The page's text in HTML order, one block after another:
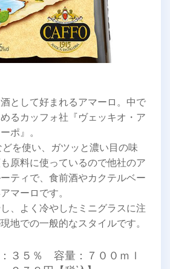
として好まれるアマーロ。中で
るカッフォ社『ヴェッキオ・ア
ポ』。
を使い、ガツッと濃い目の味
原料に使っているので他社のア
ティで、食前酒やカクテルベー
マーロです。
、よく冷やしたミニグラスに注
地での一般的なスタイルです。
３５％ 容量：７００ｍｌ